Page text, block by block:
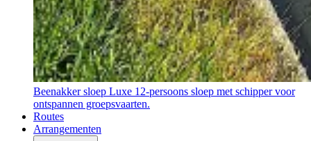
Beenakker sloep Luxe 12-persoons sloep met schipper voor
ontspannen groepsvaarten.
Routes
Arrangementen